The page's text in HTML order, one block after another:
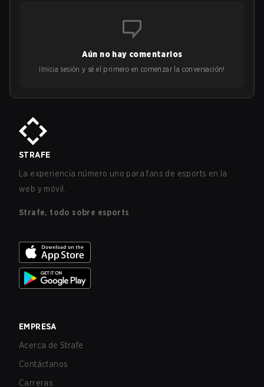
Aún no hay comentarios
¡Inicia sesión y sé el primero en comenzar la conversación!
STRAFE
La experiencia número uno para fans de esports en la
web y móvil.
Strafe, todo sobre esports
EMPRESA
Acerca de Strafe
Contáctanos
Carreras